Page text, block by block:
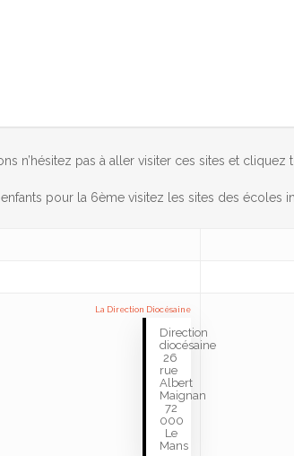
n’hésitez pas à aller visiter ces sites et
pour la 6ème visitez les sites des écoles
La Direction Diocésaine
Direction
diocésaine
26
rue
Albert
Maignan
72
000
Le
Mans